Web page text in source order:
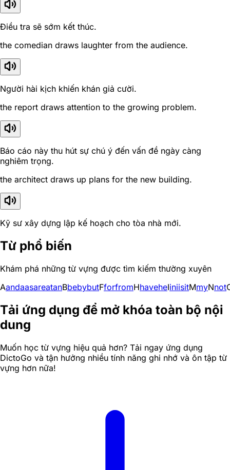
Điều tra sẽ sớm kết thúc.
the comedian draws laughter from the audience.
Người hài kịch khiến khán giả cười.
the report draws attention to the growing problem.
Báo cáo này thu hút sự chú ý đến vấn đề ngày càng
nghiêm trọng.
the architect draws up plans for the new building.
Kỹ sư xây dựng lập kế hoạch cho tòa nhà mới.
Từ phổ biến
Khám phá những từ vựng được tìm kiếm thường xuyên
AandaasareatanBbebybutFforfromHhaveheIiniisitMmyNnot
Tải ứng dụng để mở khóa toàn bộ nội
dung
Muốn học từ vựng hiệu quả hơn? Tải ngay ứng dụng
DictoGo và tận hưởng nhiều tính năng ghi nhớ và ôn tập từ
vựng hơn nữa!